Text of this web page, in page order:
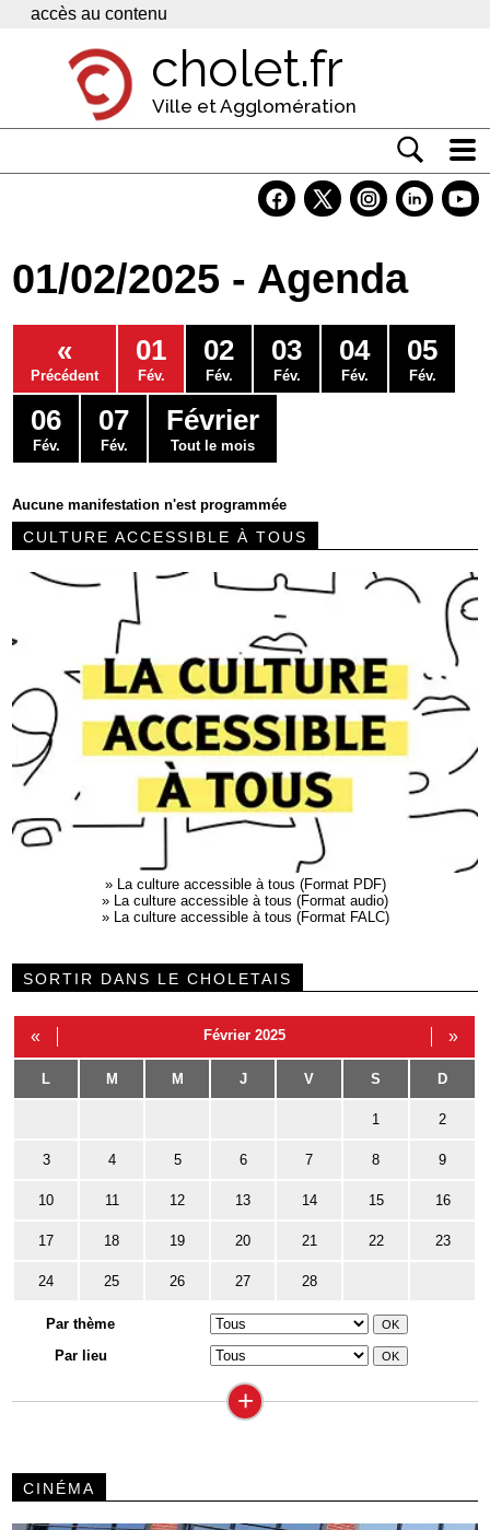
Panneau de gestion des cookies
accès au contenu
cholet.fr
Ville et Agglomération
Economie
Services
Contacts
01/02/2025 - Agenda
«
Précédent
01
Fév.
02
Fév.
03
Fév.
04
Fév.
05
Fév.
06
Fév.
07
Fév.
Février
Tout le mois
Aucune manifestation n'est programmée
CULTURE ACCESSIBLE À TOUS
»
La culture accessible à tous (Format PDF)
»
La culture accessible à tous (Format audio)
»
La culture accessible à tous (Format FALC)
SORTIR DANS LE CHOLETAIS
« Février 2025 »
L M M J V S D
1 2
3 4 5 6 7 8 9
10 11 12 13 14 15 16
17 18 19 20 21 22 23
24 25 26 27 28
Par thème
Par lieu
+
CINÉMA